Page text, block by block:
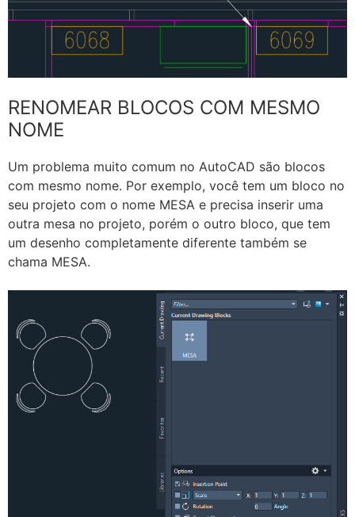
RENOMEAR BLOCOS COM MESMO
NOME
Um problema muito comum no AutoCAD são blocos
com mesmo nome. Por exemplo, você tem um bloco no
seu projeto com o nome MESA e precisa inserir uma
outra mesa no projeto, porém o outro bloco, que tem
um desenho completamente diferente também se
chama MESA.